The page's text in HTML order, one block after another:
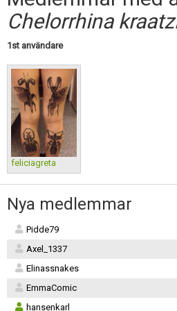
Chelorrhina
1st användare
feliciagreta
Nya medlemmar
Pidde79
Axel_1337
Elinassnakes
EmmaComic
hansenkarl